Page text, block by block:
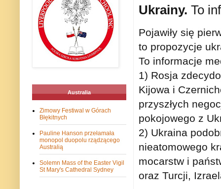
Ukrainy. To
Pojawiły się
to propozycje
To informacje
1) Rosja
Kijowa i
przyszłych
pokojowego z
2) Ukraina
nieatomowego
mocarstw i
oraz Turcji,
Australia
Zimowy Festiwal w Górach
Błękitnych
Pauline Hanson przełamała
monopol duopolu rządzącego
Australią
Solemn Mass of the Easter Vigil
St Mary's Cathedral Sydney